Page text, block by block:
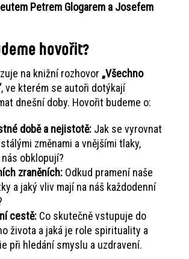
Petrem Glogarem a Josefem
hovořit?
na knižní rozhovor „Všechno
, ve kterém se autoři dotýkají
dnešní doby. Hovořit budeme o:
době a nejistotě:Jak se vyrovnat
změnami a vnějšími tlaky,
obklopují?
zraněních:Odkud pramení naše
a jaký vliv mají na náš každodenní
cestě:Co skutečně vstupuje do
života a jaká je role spirituality a
při hledání smyslu a uzdravení.